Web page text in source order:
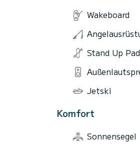
Wakeboard
Stand Up
Jetski
Komfort
Sonnensegel